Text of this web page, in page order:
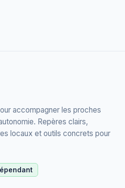
accompagner les proches
Repères clairs,
locaux et outils concrets pour